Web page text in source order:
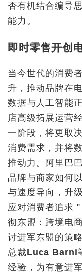
否有机结合编导
能力。
即时零售开创
当今世代的消费
升，推动品牌在
数据与人工智能
店高级拓展运营
一阶段，将更取
消费需求，并将
推动力。阿里巴
品牌与商家如何
与速度导向，升
应对消费者追求
彻东盟：跨境电
讨进军东盟的策
总裁Luca Barni
经验，为有意进